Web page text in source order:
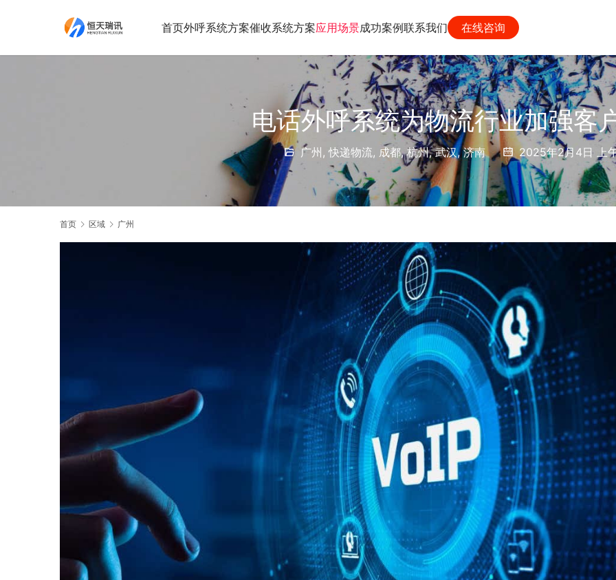
首页外呼系统方案催收系统方案应用场景成功案例联系我们 在线咨询
电话外呼系统为物流行业加强客
广州 ,快递物流, 成都,杭州,武汉,济南 2025年2月4日 上
首页 区域 广州